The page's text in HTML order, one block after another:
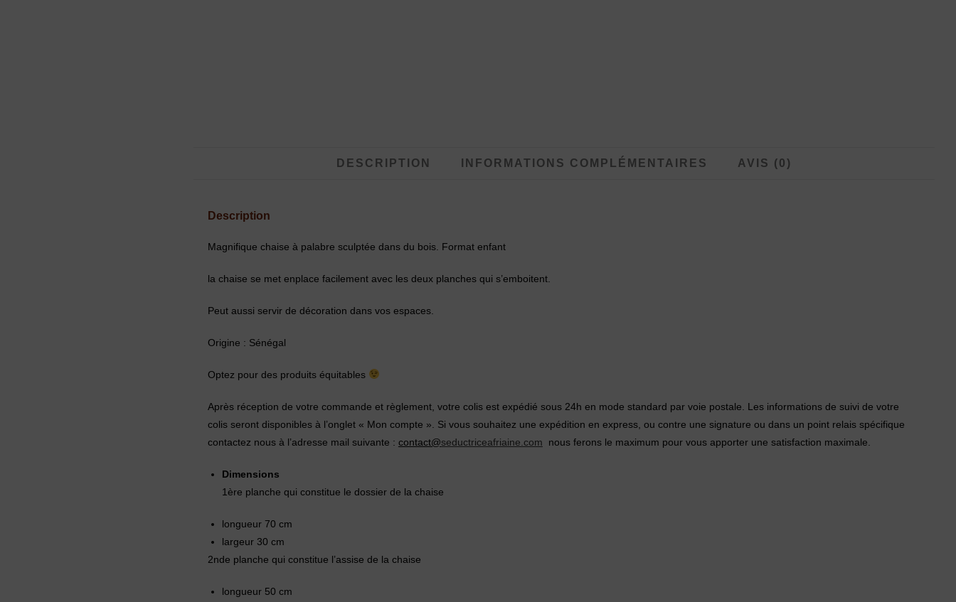
DESCRIPTION INFORMATIONS COMPLÉMENTAIRES AVIS (0)
Description
Magnifique chaise à palabre sculptée dans du bois. Format enfant
la chaise se met enplace facilement avec les deux planches qui s’emboitent.
Peut aussi servir de décoration dans vos espaces.
Origine : Sénégal
Optez pour des produits équitables
Après réception de votre commande et règlement, votre colis est expédié sous 24h en mode standard par voie postale. Les informations de suivi de votre
colis seront disponibles à l’onglet « Mon compte ». Si vous souhaitez une expédition en express, ou contre une signature ou dans un point relais spécifique
contactez nous à l’adresse mail suivante : contact@seductriceafriaine.com nous ferons le maximum pour vous apporter une satisfaction maximale.
Dimensions
1ère planche qui constitue le dossier de la chaise
longueur 70 cm
largeur 30 cm
2nde planche qui constitue l’assise de la chaise
longueur 50 cm